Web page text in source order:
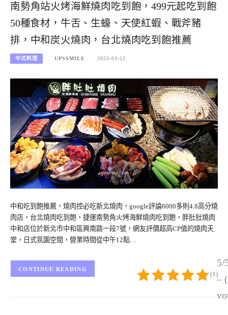
南勢角站火烤海鮮燒肉吃到飽，499元起吃到飽
50種食材，牛舌、生蠔、天使紅蝦、戰斧豬
排，中和炭火燒肉，台北燒肉吃到飽推薦
中式料理 UPSSMILE 2025-03-22
中和吃到飽推薦，燒肉控必吃新北燒肉，google評論6000多則4.8高分燒
肉店，台北燒肉吃到飽，捷運南勢角火烤海鮮燒肉吃到飽，胖肚肚燒肉
中和店位於新北市中和區興南路一段7號，網友評價超高CP值的燒肉天
堂，日式氛圍空間，營業時間從中午12點…
5/
–
(1)
CONTINUE READING